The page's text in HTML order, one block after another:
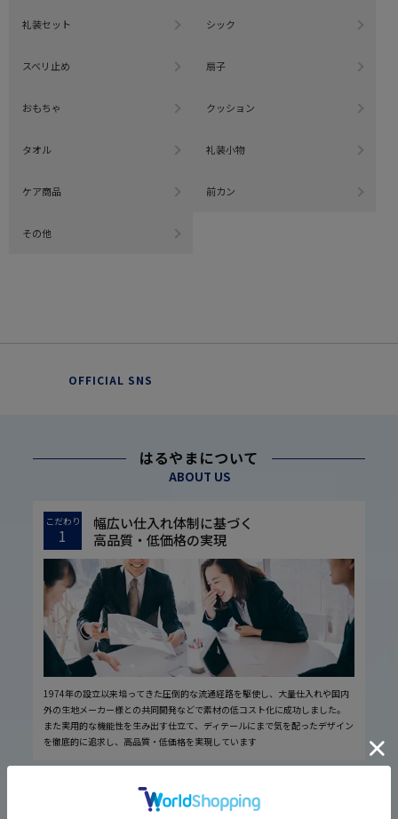
礼装セット シック
スベリ止め 扇子
おもちゃ クッション
タオル 礼装小物
ケア商品 前カン
その他
OFFICIAL SNS
はるやまについて
ABOUT US
こだわり
1
幅広い仕入れ体制に基づく
高品質・低価格の実現
1974年の設立以来培ってきた圧倒的な流通経路を駆使し、大量仕入れや国内
外の生地メーカー様との共同開発などで素材の低コスト化に成功しました。
また実用的な機能性を生み出す仕立て、ディテールにまで気を配ったデザイン
を徹底的に追求し、高品質・低価格を実現しています
厳しい品質管理体制に基づく